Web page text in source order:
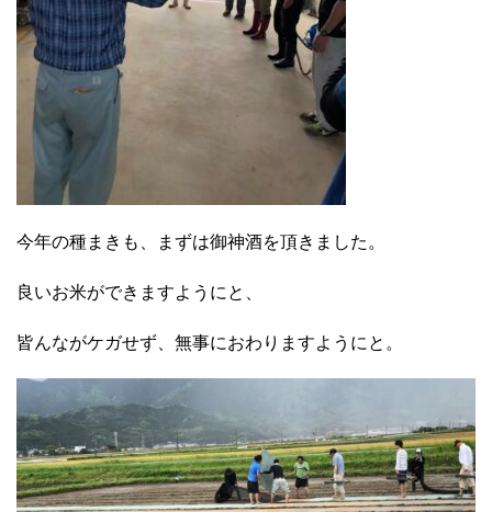
今年の種まきも、まずは御神酒を頂きました。
良いお米ができますようにと、
皆んながケガせず、無事におわりますようにと。